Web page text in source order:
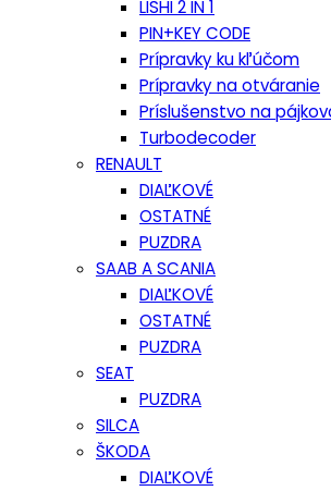
LISHI 2 IN 1
PIN+KEY CODE
Prípravky ku kľúčom
Prípravky na otváranie
Príslušenstvo na
Turbodecoder
RENAULT
DIAĽKOVÉ
OSTATNÉ
PUZDRA
SAAB A SCANIA
DIAĽKOVÉ
OSTATNÉ
PUZDRA
SEAT
PUZDRA
SILCA
ŠKODA
DIAĽKOVÉ